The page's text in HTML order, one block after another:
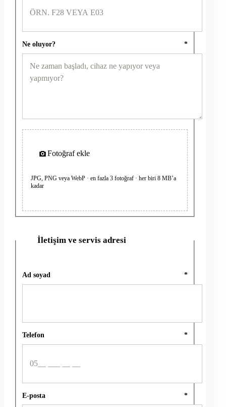
Ne oluyor? *
Fotoğraf ekle
JPG, PNG veya WebP · en fazla 3 fotoğraf · her biri 8 MB’a
kadar
İletişim ve servis adresi
Ad soyad *
Telefon *
E-posta *